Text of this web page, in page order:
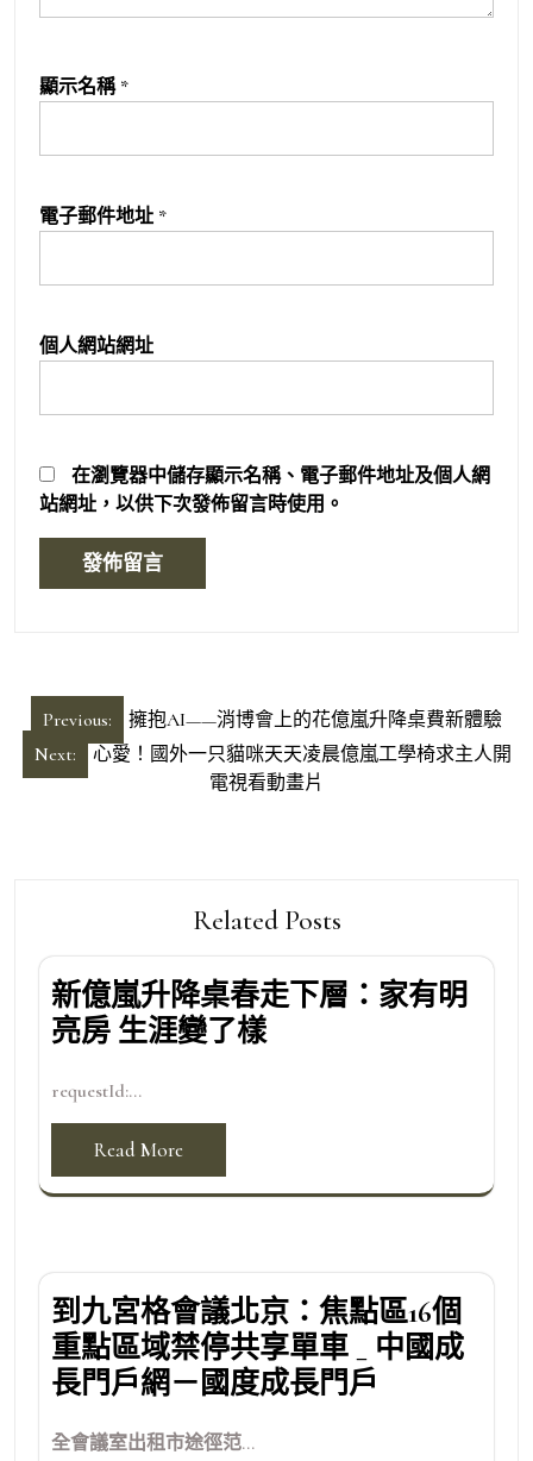
顯示名稱 *
電子郵件地址 *
個人網站網址
在瀏覽器中儲存顯示名稱、電子郵件地址及個人網
站網址，以供下次發佈留言時使用。
章
導
Previous:
擁抱AI——消博會上的花億嵐升降桌費新體驗
Next:
心愛！國外一只貓咪天天凌晨億嵐工學椅求主人開
電視看動畫片
Related Posts
新億嵐升降桌春走下層：家有明
亮房 生涯變了樣
requestId:...
Read More
到九宮格會議北京：焦點區16個
重點區域禁停共享單車 _ 中國成
長門戶網－國度成長門戶
全會議室出租市途徑范...